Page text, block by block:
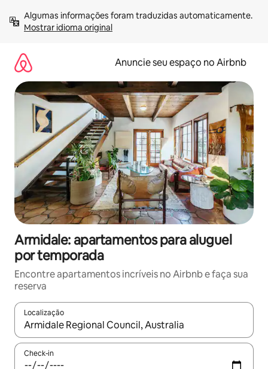
para
Mostrar idioma original
Anuncie seu espaço no Airbnb
Armidale: apartamentos para aluguel
por temporada
Encontre apartamentos incríveis no Airbnb e faça sua
reserva
Localização
Quando os resultados estiverem disponíveis, explore-os
Check-in